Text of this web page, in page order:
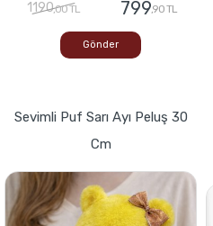
1190,00 TL 799,90 TL
Gönder
Sevimli Puf Sarı Ayı Peluş 30
Cm